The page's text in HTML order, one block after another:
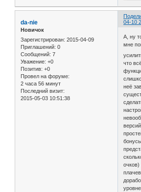
04-10
da-nie
Новичок
Зарегистрирован: 2015-04-09
Приглашений: 0
Сообщений: 7
Уважение: +0
Позитив: +0
Провел на форуме:
2 часа 56 минут
Последний визит:
2015-05-03 10:51:38
А, ну
мне
что
неё
очков)